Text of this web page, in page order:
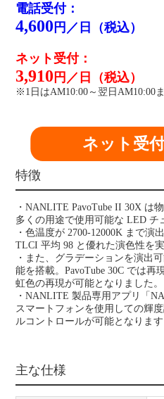
電話受付：
4,600 円／日（税込）
ネット受付：
3,910 円／日（税込）
※1日はAM10:00～翌日AM10:00
ネット受
特徴
・NANLITE PavoTube II 30X は
多くの用途で使用可能な LED チ
・色温度が 2700-12000K まで演
TLCI 平均 98 と優れた演色性を実
・また、グラデーションを演出
能を搭載。PavoTube 30C では
虹色の再現が可能となりました。
・NANLITE 製品専用アプリ「
スマートフォンを使用しての輝
ルコントロールが可能となります
主な仕様